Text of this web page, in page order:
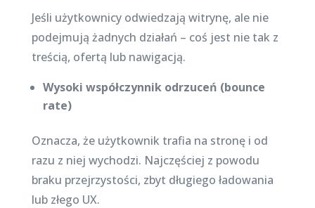
Jeśli użytkownicy odwiedzają witrynę, ale nie
podejmują żadnych działań – coś jest nie tak z
treścią, ofertą lub nawigacją.
Wysoki współczynnik odrzuceń (bounce
rate)
Oznacza, że użytkownik trafia na stronę i od
razu z niej wychodzi. Najczęściej z powodu
braku przejrzystości, zbyt długiego ładowania
lub złego UX.